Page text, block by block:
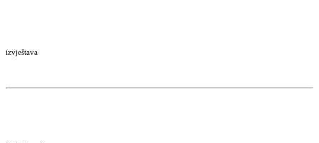
izvještava